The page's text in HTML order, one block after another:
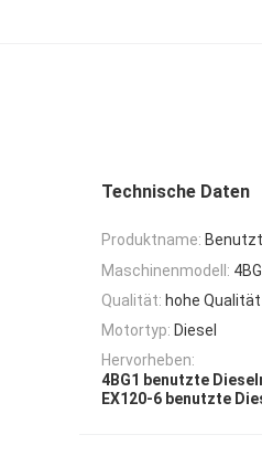
Technische Daten
Produktname:
Maschinenmodell:
Qualität: hohe Qualität
Motortyp: Diesel
Hervorheben:
4BG1 benutzte
EX120-6 benutzte